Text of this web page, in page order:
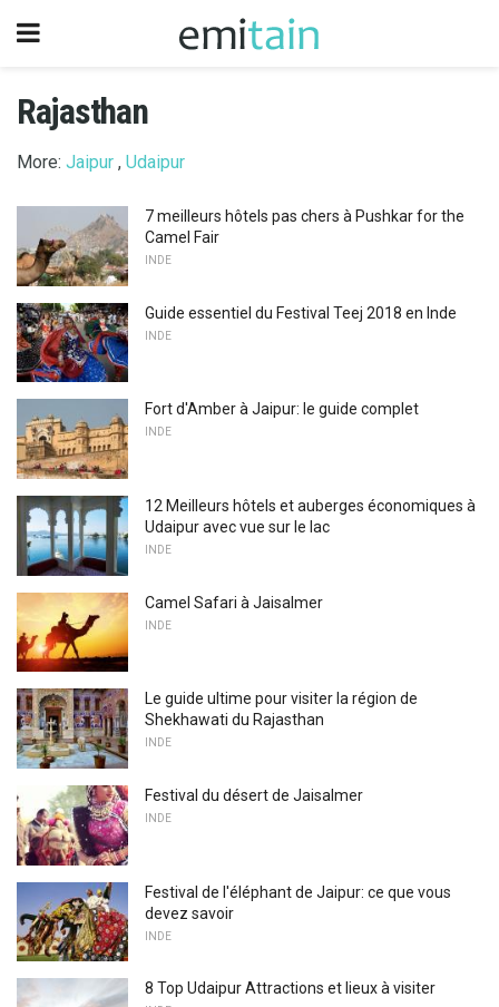
Rajasthan
More: Jaipur , Udaipur
7 meilleurs hôtels pas chers à Pushkar for the
Camel Fair
INDE
Guide essentiel du Festival Teej 2018 en Inde
INDE
Fort d'Amber à Jaipur: le guide complet
INDE
12 Meilleurs hôtels et auberges économiques à
Udaipur avec vue sur le lac
INDE
Camel Safari à Jaisalmer
INDE
Le guide ultime pour visiter la région de
Shekhawati du Rajasthan
INDE
Festival du désert de Jaisalmer
INDE
Festival de l'éléphant de Jaipur: ce que vous
devez savoir
INDE
8 Top Udaipur Attractions et lieux à visiter